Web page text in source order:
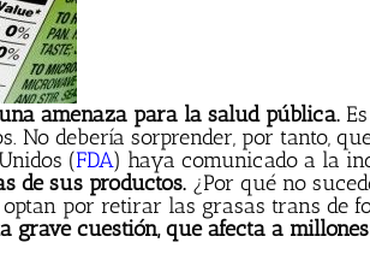
amenaza para la salud pública.
No debería sorprender, por tanto,
(FDA) haya comunicado a la
de sus productos. ¿Por qué no
optan por retirar las grasas trans de
grave cuestión, que afecta a